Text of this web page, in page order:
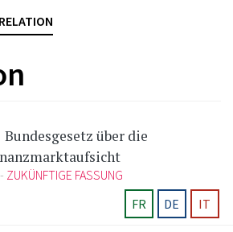
Bundesgesetz über die
ZUKÜNFTIGE FASSUNG
FR
DE IT